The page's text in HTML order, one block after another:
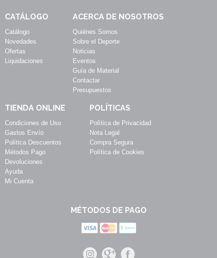
CATÁLOGO
Catálogo
Novedades
Ofertas
Liquidaciones
ACERCA DE NOSOTROS
Quiénes Somos
Sobre el Deporte
Noticias
Eventos
Guía de Material
Contactar
Presupuestos
TIENDA ONLINE
Condiciones de Uso
Gastos Envío
Política Descuentos
Métodos Pago
Devoluciones
Ayuda
Mi Cuenta
POLÍTICAS
Política de Privacidad
Nota Legal
Compra Segura
Política de Cookies
MÉTODOS DE PAGO